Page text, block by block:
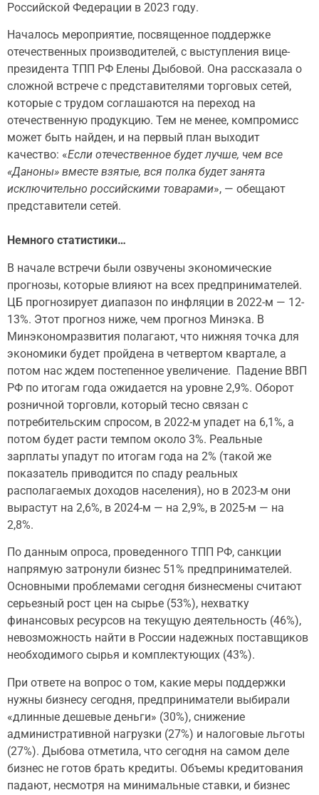
Российской Федерации в 2023 году.
Началось мероприятие, посвященное поддержке
отечественных производителей, с выступления вице-
президента ТПП РФ Елены Дыбовой. Она рассказала о
сложной встрече с представителями торговых сетей,
которые с трудом соглашаются на переход на
отечественную продукцию. Тем не менее, компромисс
может быть найден, и на первый план выходит
качество: «Если отечественное будет лучше, чем все
«Даноны» вместе взятые, вся полка будет занята
исключительно российскими товарами», — обещают
представители сетей.
Немного статистики…
В начале встречи были озвучены экономические
прогнозы, которые влияют на всех предпринимателей.
ЦБ прогнозирует диапазон по инфляции в 2022-м — 12-
13%. Этот прогноз ниже, чем прогноз Минэка. В
Минэкономразвития полагают, что нижняя точка для
экономики будет пройдена в четвертом квартале, а
потом нас ждем постепенное увеличение. Падение ВВП
РФ по итогам года ожидается на уровне 2,9%. Оборот
розничной торговли, который тесно связан с
потребительским спросом, в 2022-м упадет на 6,1%, а
потом будет расти темпом около 3%. Реальные
зарплаты упадут по итогам года на 2% (такой же
показатель приводится по спаду реальных
располагаемых доходов населения), но в 2023-м они
вырастут на 2,6%, в 2024-м — на 2,9%, в 2025-м — на
2,8%.
По данным опроса, проведенного ТПП РФ, санкции
напрямую затронули бизнес 51% предпринимателей.
Основными проблемами сегодня бизнесмены считают
серьезный рост цен на сырье (53%), нехватку
финансовых ресурсов на текущую деятельность (46%),
невозможность найти в России надежных поставщиков
необходимого сырья и комплектующих (43%).
При ответе на вопрос о том, какие меры поддержки
нужны бизнесу сегодня, предприниматели выбирали
«длинные дешевые деньги» (30%), снижение
административной нагрузки (27%) и налоговые льготы
(27%). Дыбова отметила, что сегодня на самом деле
бизнес не готов брать кредиты. Объемы кредитования
падают, несмотря на минимальные ставки, и бизнес